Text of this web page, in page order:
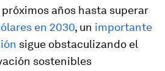
años hasta superar
en 2030, un importante
sigue obstaculizando el
sostenibles